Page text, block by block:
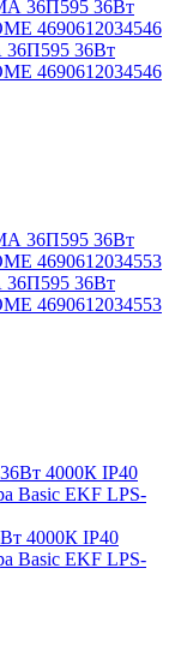
36Вт
4690612034546
36Вт
4690612034553
4000К IP40
Basic EKF LPS-